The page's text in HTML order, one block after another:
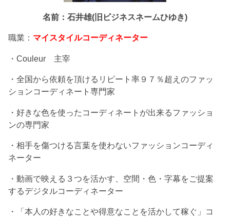
名前：石井雄(旧ビジネスネームひゆき)
職業： マイスタイルコーディネーター
・Couleur 主宰
・全国から依頼を頂けるリピート率９７％超えのファッ
ションコーディネート専門家
・好きな色を使ったコーディネートが出来るファッショ
ンの専門家
・相手を傷つける言葉を使わないファッションコーディ
ネーター
・動画で映える３つを活かす、空間・色・字幕をご提案
するデジタルコーディネーター
・「本人の好きなことや得意なことを活かして稼ぐ」コ